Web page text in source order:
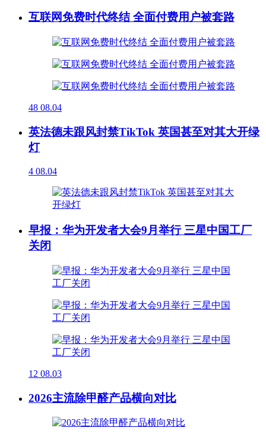
互联网免费时代终结 全面付费用户被套路
48 08.04
英法德未跟风封禁TikTok 英国甚至对其大开绿
灯
4 08.04
早报：华为开发者大会9月举行 三星中国工厂
关闭
12 08.03
2026主流除甲醛产品横向对比